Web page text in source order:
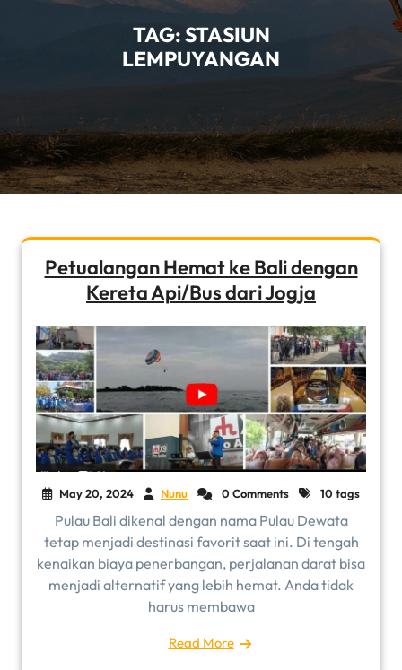
TAG:STASIUN
LEMPUYANGAN
Petualangan Hemat ke Bali dengan
Kereta Api/Bus dari Jogja
May 20, 2024 Nunu 0 Comments 10 tags
Pulau Bali dikenal dengan nama Pulau Dewata
tetap menjadi destinasi favorit saat ini. Di tengah
kenaikan biaya penerbangan, perjalanan darat bisa
menjadi alternatif yang lebih hemat. Anda tidak
harus membawa
Read More